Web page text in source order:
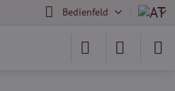
Bedienfeld